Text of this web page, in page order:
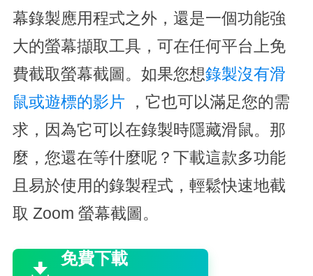
幕錄製應用程式之外，還是一個功能強
大的螢幕擷取工具，可在任何平台上免
費截取螢幕截圖。如果您想錄製沒有滑
鼠或遊標的影片 ，它也可以滿足您的需
求，因為它可以在錄製時隱藏滑鼠。那
麼，您還在等什麼呢？下載這款多功能
且易於使用的錄製程式，輕鬆快速地截
取 Zoom 螢幕截圖。


免費下載